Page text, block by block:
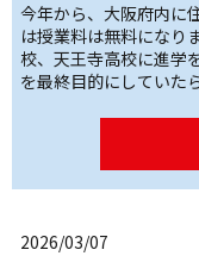
今年から、大阪府内に
は授業料は無料になり
校、天王寺高校に進学
を最終目的にしていた
2026/03/07